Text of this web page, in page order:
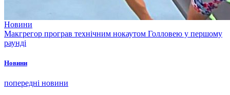
Новини
Макгрегор програв технічним нокаутом Голловею у першому
раунді
Новини
попередні новини